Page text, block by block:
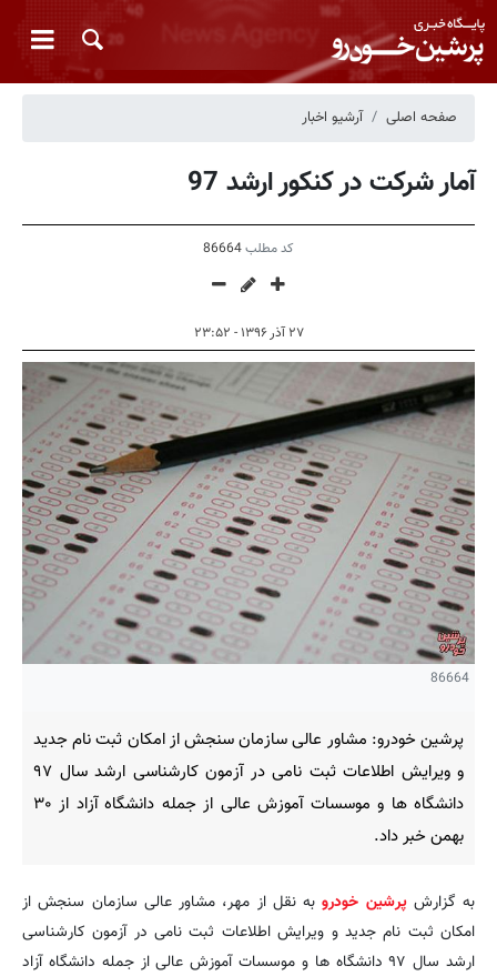
صفحه اصلی آرشیو اخبار
آمار شرکت در کنکور ارشد 97
کد مطلب86664
۲۷ آذر ۱۳۹۶ - ۲۳:۵۲
86664
پرشین خودرو: مشاور عالی سازمان سنجش از امکان ثبت نام جدید
و ویرایش اطلاعات ثبت نامی در آزمون کارشناسی ارشد سال ۹۷
دانشگاه ها و موسسات آموزش عالی از جمله دانشگاه آزاد از ۳۰
بهمن خبر داد.
به گزارشپرشین خودروبه نقل از مهر، مشاور عالی سازمان سنجش از
امکان ثبت نام جدید و ویرایش اطلاعات ثبت نامی در آزمون کارشناسی
ارشد سال ۹۷ دانشگاه ها و موسسات آموزش عالی از جمله دانشگاه آزاد